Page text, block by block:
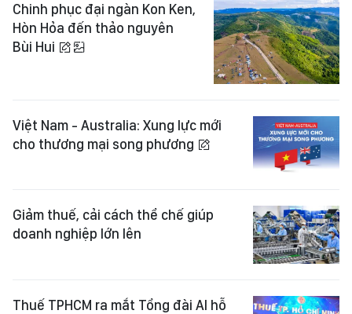
Chinh phục đại ngàn Kon Ken,
Hòn Hỏa đến thảo nguyên
Bùi Hui
Việt Nam - Australia: Xung lực mới
cho thương mại song phương
Giảm thuế, cải cách thể chế giúp
doanh nghiệp lớn lên
Thuế TPHCM ra mắt Tổng đài AI hỗ